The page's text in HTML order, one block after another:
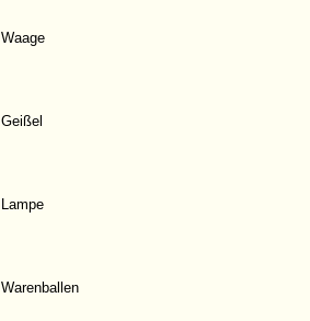
Waage
Geißel
Lampe
Warenballen